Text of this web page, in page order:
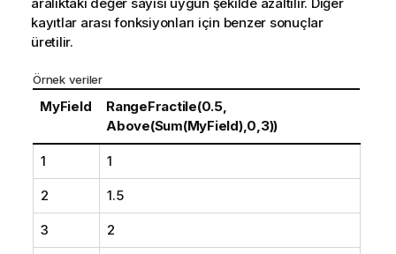
aralıktaki değer sayısı uygun şekilde azaltılır. Diğer
kayıtlar arası fonksiyonları için benzer sonuçlar
üretilir.
Örnek veriler
MyField
RangeFractile(0.5,
Above(Sum(MyField),0,3))
1 1
2 1.5
3 2